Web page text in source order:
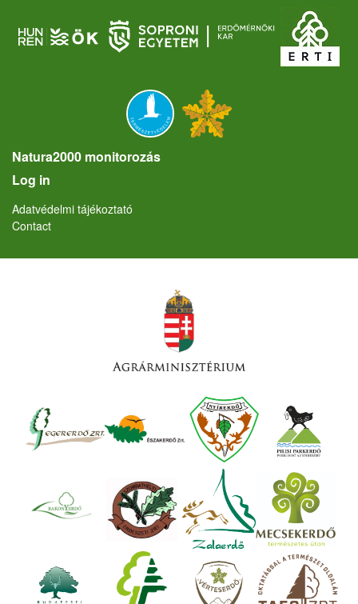
Natura2000 monitorozás
User account menu
Log in
Lábléc
Adatvédelmi tájékoztató
Contact